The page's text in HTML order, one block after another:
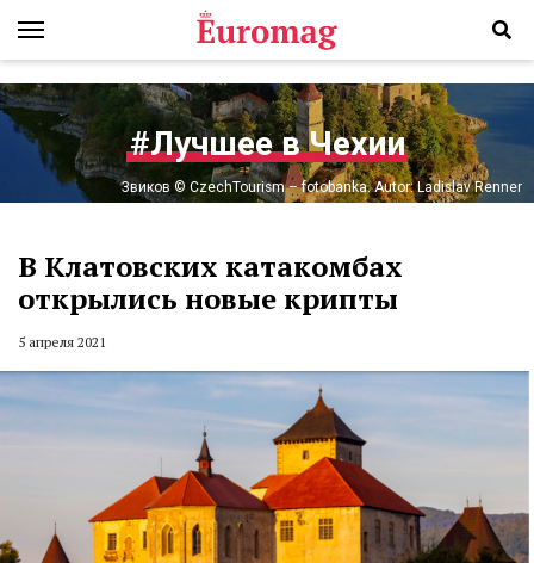
#Лучшее в Чехии
Звиков © CzechTourism – fotobanka. Autor: Ladislav Renner
В Клатовских катакомбах
открылись новые крипты
5 апреля 2021